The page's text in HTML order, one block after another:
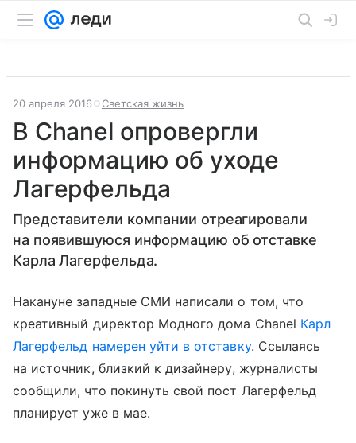
20 апреля 2016 Светская жизнь
В Chanel опровергли
информацию об уходе
Лагерфельда
Представители компании отреагировали
на появившуюся информацию об отставке
Карла Лагерфельда.
Накануне западные СМИ написали о том, что
креативный директор Модного дома Chanel Карл
Лагерфельд намерен уйти в отставку. Ссылаясь
на источник, близкий к дизайнеру, журналисты
сообщили, что покинуть свой пост Лагерфельд
планирует уже в мае.